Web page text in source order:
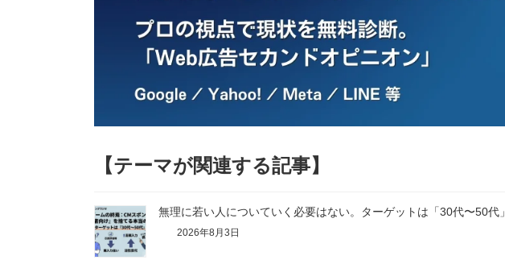
【テーマが関連する記事】
無理に若い人についていく必要はない。ターゲットは「30代〜50代」
2026年8月3日